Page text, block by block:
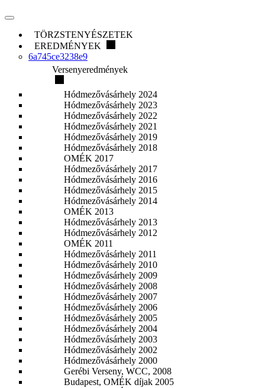
TÖRZSTENYÉSZETEK
EREDMÉNYEK
6a745ce3238e9
Versenyeredmények
Hódmezővásárhely 2024
Hódmezővásárhely 2023
Hódmezővásárhely 2022
Hódmezővásárhely 2021
Hódmezővásárhely 2019
Hódmezővásárhely 2018
OMÉK 2017
Hódmezővásárhely 2017
Hódmezővásárhely 2016
Hódmezővásárhely 2015
Hódmezővásárhely 2014
OMÉK 2013
Hódmezővásárhely 2013
Hódmezővásárhely 2012
OMÉK 2011
Hódmezővásárhely 2011
Hódmezővásárhely 2010
Hódmezővásárhely 2009
Hódmezővásárhely 2008
Hódmezővásárhely 2007
Hódmezővásárhely 2006
Hódmezővásárhely 2005
Hódmezővásárhely 2004
Hódmezővásárhely 2003
Hódmezővásárhely 2002
Hódmezővásárhely 2000
Gerébi Verseny, WCC, 2008
Budapest, OMÉK díjak 2005